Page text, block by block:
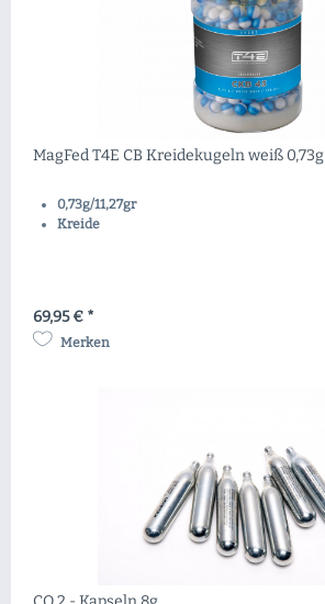
MagFed T4E CB Kreidekugeln weiß 0,73g
0,73g/11,27gr
Kreide
69,95 € *
Merken